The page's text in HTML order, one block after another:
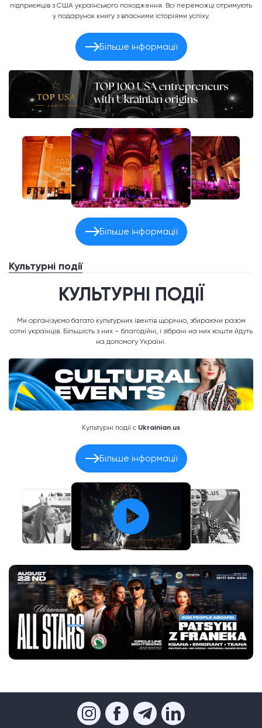
підприємців з США українського походження. Всі переможці отримують
у подарунок книгу з власними історіями успіху.
Більше інформації
Більше інформації
Культурні події
КУЛЬТУРНІ ПОДІЇ
Ми організуємо багато культурних івентів щорічно, збираючи разом
сотні українців. Більшість з них – благодійні, і зібрані на них кошти йдуть
на допомогу Україні.
Культурні події с Ukrainian.us
Більше інформації